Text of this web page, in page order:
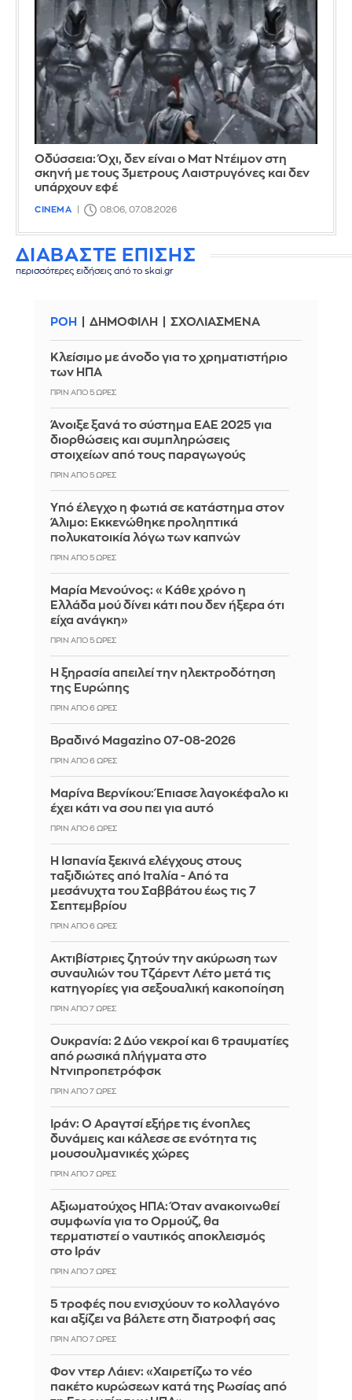
Οδύσσεια: Όχι, δεν είναι ο Ματ Ντέιμον στη
σκηνή με τους 3μετρους Λαιστρυγόνες και δεν
υπάρχουν εφέ
CINEMA 08:06, 07.08.2026
ΔΙΑΒΑΣΤΕ ΕΠΙΣΗΣ
περισσότερες ειδήσεις από το skai.gr
ΡΟΗ ΔΗΜΟΦΙΛΗ ΣΧΟΛΙΑΣΜΕΝΑ
Κλείσιμο με άνοδο για το χρηματιστήριο
των ΗΠΑ
ΠΡΙΝ ΑΠΌ 5 ΏΡΕΣ
Άνοιξε ξανά το σύστημα ΕΑΕ 2025 για
διορθώσεις και συμπληρώσεις
στοιχείων από τους παραγωγούς
ΠΡΙΝ ΑΠΌ 5 ΏΡΕΣ
Yπό έλεγχο η φωτιά σε κατάστημα στον
Άλιμο: Εκκενώθηκε προληπτικά
πολυκατοικία λόγω των καπνών
ΠΡΙΝ ΑΠΌ 5 ΏΡΕΣ
Μαρία Μενούνος: «Κάθε χρόνο η
Ελλάδα μού δίνει κάτι που δεν ήξερα ότι
είχα ανάγκη»
ΠΡΙΝ ΑΠΌ 5 ΏΡΕΣ
Η ξηρασία απειλεί την ηλεκτροδότηση
της Ευρώπης
ΠΡΙΝ ΑΠΌ 6 ΏΡΕΣ
Βραδινό Magazino 07-08-2026
ΠΡΙΝ ΑΠΌ 6 ΏΡΕΣ
Μαρίνα Βερνίκου: Έπιασε λαγοκέφαλο κι
έχει κάτι να σου πει για αυτό
ΠΡΙΝ ΑΠΌ 6 ΏΡΕΣ
Η Ισπανία ξεκινά ελέγχους στους
ταξιδιώτες από Ιταλία - Από τα
μεσάνυχτα του Σαββάτου έως τις 7
Σεπτεμβρίου
ΠΡΙΝ ΑΠΌ 6 ΏΡΕΣ
Ακτιβίστριες ζητούν την ακύρωση των
συναυλιών του Τζάρεντ Λέτο μετά τις
κατηγορίες για σεξουαλική κακοποίηση
ΠΡΙΝ ΑΠΌ 7 ΏΡΕΣ
Ουκρανία: 2 Δύο νεκροί και 6 τραυματίες
από ρωσικά πλήγματα στο
Ντνιπροπετρόφσκ
ΠΡΙΝ ΑΠΌ 7 ΏΡΕΣ
Ιράν: Ο Αραγτσί εξήρε τις ένοπλες
δυνάμεις και κάλεσε σε ενότητα τις
μουσουλμανικές χώρες
ΠΡΙΝ ΑΠΌ 7 ΏΡΕΣ
Αξιωματούχος ΗΠΑ: Όταν ανακοινωθεί
συμφωνία για το Ορμούζ, θα
τερματιστεί ο ναυτικός αποκλεισμός
στο Ιράν
ΠΡΙΝ ΑΠΌ 7 ΏΡΕΣ
5 τροφές που ενισχύουν το κολλαγόνο
και αξίζει να βάλετε στη διατροφή σας
ΠΡΙΝ ΑΠΌ 7 ΏΡΕΣ
Φον ντερ Λάιεν: «Χαιρετίζω το νέο
πακέτο κυρώσεων κατά της Ρωσίας από